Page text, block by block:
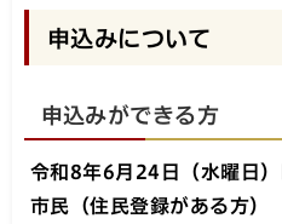
申込みについて
申込みができる方
令和8年6月24日（水曜日
市民（住民登録がある方）